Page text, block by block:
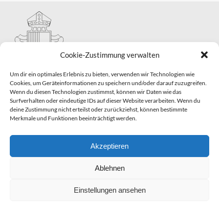
Cookie-Zustimmung verwalten
Um dir ein optimales Erlebnis zu bieten, verwenden wir Technologien wie
Cookies, um Geräteinformationen zu speichern und/oder darauf zuzugreifen.
Wenn du diesen Technologien zustimmst, können wir Daten wie das
Surfverhalten oder eindeutige IDs auf dieser Website verarbeiten. Wenn du
deine Zustimmung nicht erteilst oder zurückziehst, können bestimmte
Merkmale und Funktionen beeinträchtigt werden.
Akzeptieren
Ablehnen
Einstellungen ansehen
Hauptabteilung II – Seelsorge
Pastorale Grunddienste und Sakramentenpastoral
Telefon: 0821 3166-2593
gemeindepastoral@bistum-augsburg.de